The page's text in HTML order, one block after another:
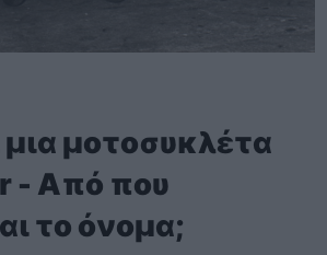
μια μοτοσυκλέτα
- Από που
το όνομα;